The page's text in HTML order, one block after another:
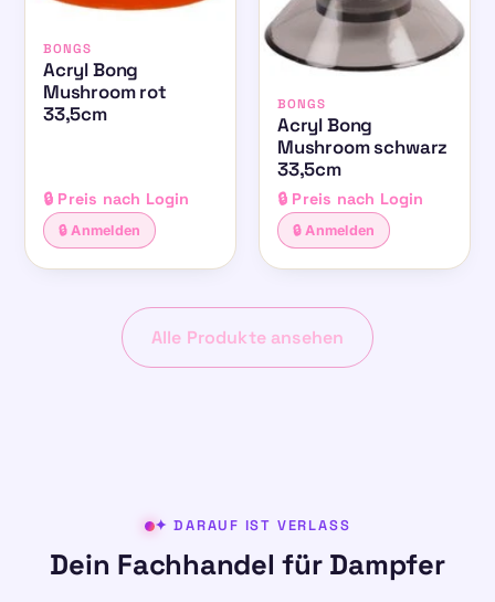
BONGS
Acryl Bong
Mushroom rot
33,5cm
🔒 Preis nach Login
🔒 Anmelden
BONGS
Acryl Bong
Mushroom schwarz
33,5cm
🔒 Preis nach Login
🔒 Anmelden
Alle Produkte ansehen
✦ DARAUF IST VERLASS
Dein Fachhandel für Dampfer